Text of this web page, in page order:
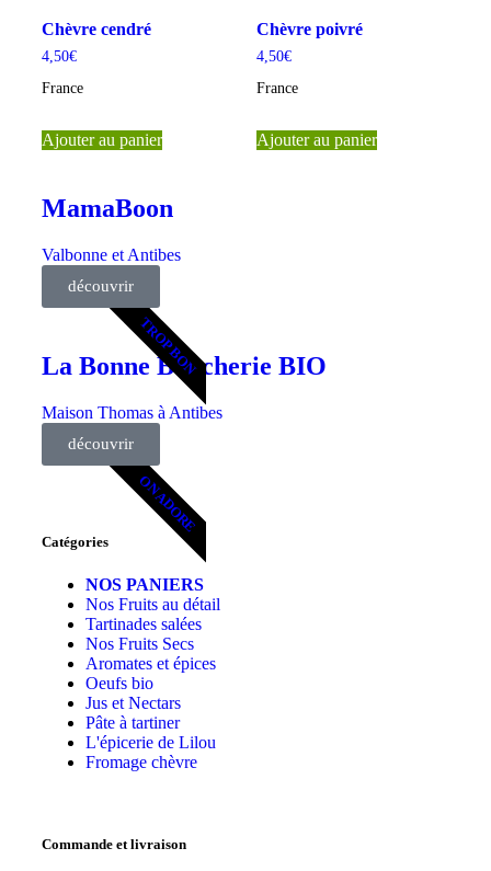
Chèvre cendré
4,50€
France
Ajouter au panier
Chèvre poivré
4,50€
France
Ajouter au panier
MamaBoon
Valbonne et Antibes
découvrir
TROP BON
La Bonne Boucherie BIO
Maison Thomas à Antibes
découvrir
ON ADORE
Catégories
NOS PANIERS
Nos Fruits au détail
Tartinades salées
Nos Fruits Secs
Aromates et épices
Oeufs bio
Jus et Nectars
Pâte à tartiner
L'épicerie de Lilou
Fromage chèvre
Commande et livraison